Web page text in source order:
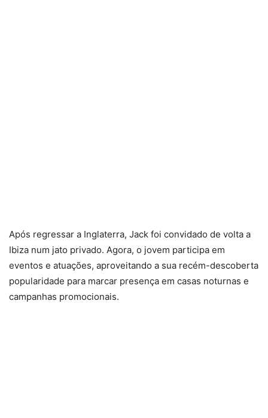
Após regressar a Inglaterra, Jack foi convidado de volta a
Ibiza num jato privado. Agora, o jovem participa em
eventos e atuações, aproveitando a sua recém-descoberta
popularidade para marcar presença em casas noturnas e
campanhas promocionais.